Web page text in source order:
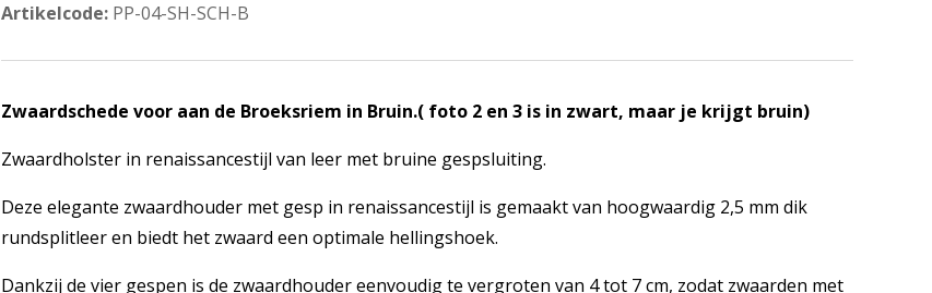
Artikelcode:PP-04-SH-SCH-B
Zwaardschede voor aan de Broeksriem in Bruin.( foto 2 en 3 is in zwart, maar je krijgt bruin)
Zwaardholster in renaissancestijl van leer met bruine gespsluiting.
Deze elegante zwaardhouder met gesp in renaissancestijl is gemaakt van hoogwaardig 2,5 mm dik
rundsplitleer en biedt het zwaard een optimale hellingshoek.
Dankzij de vier gespen is de zwaardhouder eenvoudig te vergroten van 4 tot 7 cm, zodat zwaarden met